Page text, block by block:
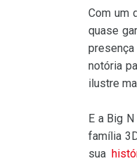
Com um
quase
presença
notória
ilustre
E a Big
família
sua